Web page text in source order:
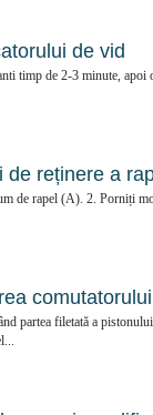
de vid
timp de 2-3 minute, apoi
de reținere a
de rapel (A). 2. Porniți
partea filetată a